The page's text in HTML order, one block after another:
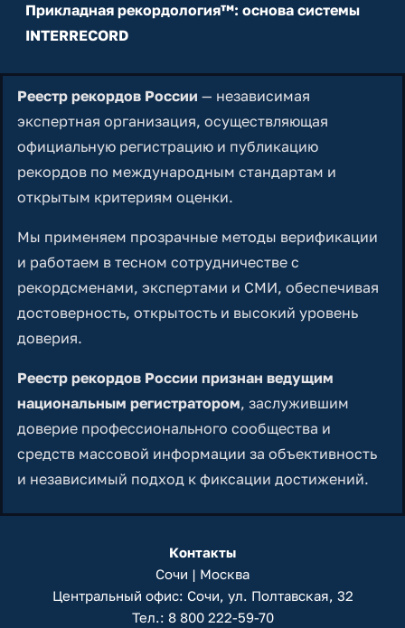
Прикладная рекордология™: основа системы
INTERRECORD
Реестр рекордов России — независимая
экспертная организация, осуществляющая
официальную регистрацию и публикацию
рекордов по международным стандартам и
открытым критериям оценки.
Мы применяем прозрачные методы верификации
и работаем в тесном сотрудничестве с
рекордсменами, экспертами и СМИ, обеспечивая
достоверность, открытость и высокий уровень
доверия.
Реестр рекордов России признан ведущим
национальным регистратором, заслужившим
доверие профессионального сообщества и
средств массовой информации за объективность
и независимый подход к фиксации достижений.
Контакты
Сочи | Москва
Центральный офис: Сочи, ул. Полтавская, 32
Тел.: 8 800 222-59-70